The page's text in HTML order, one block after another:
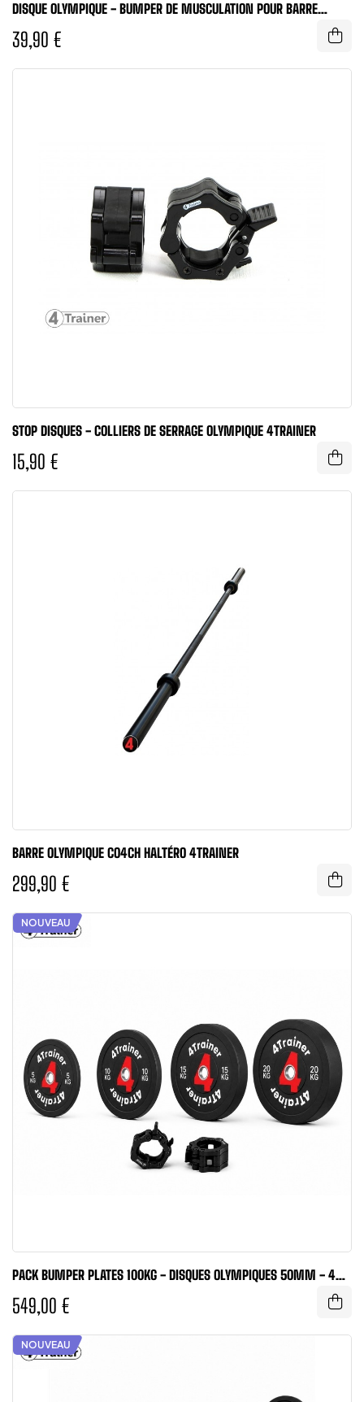
DISQUE OLYMPIQUE - BUMPER DE MUSCULATION POUR BARRE
39,90 €
STOP DISQUES - COLLIERS DE SERRAGE OLYMPIQUE 4TRAINER
15,90 €
BARRE OLYMPIQUE CO4CH HALTÉRO 4TRAINER
299,90 €
NOUVEAU
PACK BUMPER PLATES 100KG - DISQUES OLYMPIQUES 50MM - 4
549,00 €
NOUVEAU